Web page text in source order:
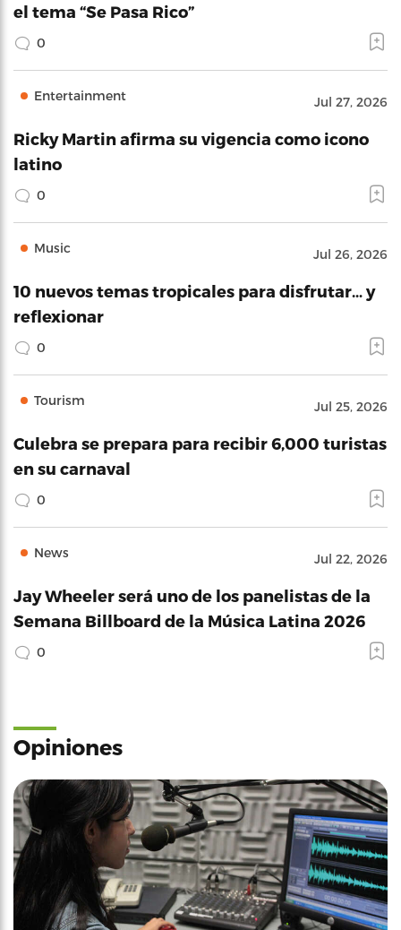
el tema “Se Pasa Rico”
0
Entertainment Jul 27, 2026
Ricky Martin afirma su vigencia como icono
latino
0
Music Jul 26, 2026
10 nuevos temas tropicales para disfrutar… y
reflexionar
0
Tourism Jul 25, 2026
Culebra se prepara para recibir 6,000 turistas
en su carnaval
0
News Jul 22, 2026
Jay Wheeler será uno de los panelistas de la
Semana Billboard de la Música Latina 2026
0
Opiniones